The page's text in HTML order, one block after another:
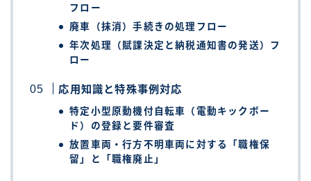
フロー
廃車（抹消）手続きの処理フロー
年次処理（賦課決定と納税通知書の発送）フ
ロー
応用知識と特殊事例対応
特定小型原動機付自転車（電動キックボー
ド）の登録と要件審査
放置車両・行方不明車両に対する「職権保
留」と「職権廃止」